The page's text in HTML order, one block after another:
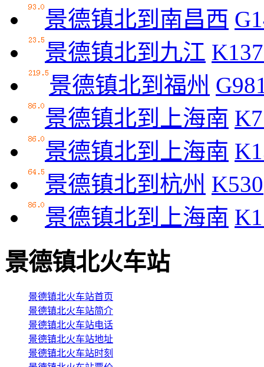
景德镇北到南昌西
景德镇北到九江
景德镇北到福州
景德镇北到上海南
景德镇北到上海南
景德镇北到杭州 K530
景德镇北到上海南
景德镇北火车站
景德镇北火车站首页
景德镇北火车站简介
景德镇北火车站电话
景德镇北火车站地址
景德镇北火车站时刻